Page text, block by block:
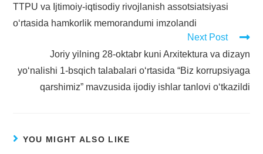
TTPU va Ijtimoiy-iqtisodiy rivojlanish assotsiatsiyasi
o‘rtasida hamkorlik memorandumi imzolandi
Next Post
Joriy yilning 28-oktabr kuni Arxitektura va dizayn
yo‘nalishi 1-bsqich talabalari o‘rtasida “Biz korrupsiyaga
qarshimiz” mavzusida ijodiy ishlar tanlovi o‘tkazildi
YOU MIGHT ALSO LIKE